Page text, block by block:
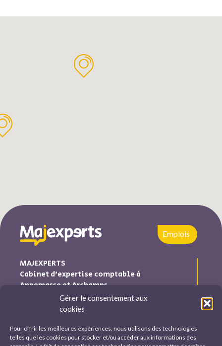
Gérer le consentement aux
cookies
Pour offrir les meilleures expériences, nous utilisons des technologies
telles que les cookies pour stocker et/ou accéder aux informations des
Emplois
MAJEXPERTS
Cabinet d’expertise comptable à
Annemasse et Archamps
Majexperts est inscrite au tableau de l’ordre des experts
comptables Auvergne-Rhône-Alpes
Nous trouver et nous contacter